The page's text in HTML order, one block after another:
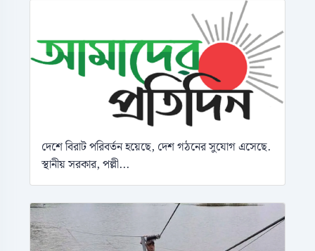
দেশে বিরাট পরিবর্তন হয়েছে, দেশ গঠনের সুযোগ এসেছে.
স্থানীয় সরকার, পল্লী...